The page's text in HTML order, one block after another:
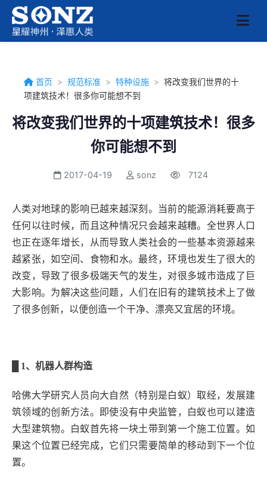
首页 > 规范标准 > 特种设施 > 将改变我们世界的十
项建筑技术！很多你可能想不到
将改变我们世界的十项建筑技术！很多
你可能想不到
2017-04-19 sonz 7124
人类对地球的影响已越来越深刻。当前的能源消耗要高于
任何以往时候，而且这种情况只会越来越糟。全世界人口
也正在逐年增长，从而导致人类社会的一些基本资源越来
越紧张，如空间、食物和水。最终，环境也发生了很大的
改变，导致了很多极端天气的发生，对很多城市造成了巨
大影响。为解决这些问题，人们在旧有的建筑技术上了做
了很多创新，以便创造一个干净、漂亮又宜居的环境。
1、机器人群构造
哈佛大学研究人员向大自然（特别是白蚁）取经，发展建
筑领域的创新方法。即使没有中央监管，白蚁也可以建造
大型建筑物。白蚁首先将一块土带到第一个施工位置。如
果这个位置已经完成，它们只需要简单的移动到下一个位
置。